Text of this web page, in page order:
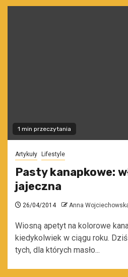
1 min przeczytania
Artykuły Lifestyle
Pasty kanapkowe:
jajeczna
26/04/2014 Anna
Wiosną apetyt na kolorowe
kiedykolwiek w ciągu roku.
tych, dla których masło...